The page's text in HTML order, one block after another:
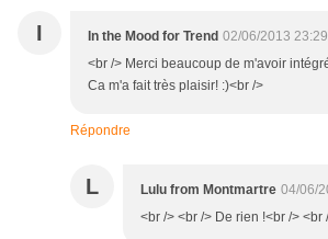
I In the Mood for Trend 02/06/2013 23:29
<br /> Merci beaucoup de m'avoir
Ca m'a fait très plaisir! :)<br />
Répondre
L Lulu from Montmartre 04/06/
<br /> <br /> De rien !<br /> <br